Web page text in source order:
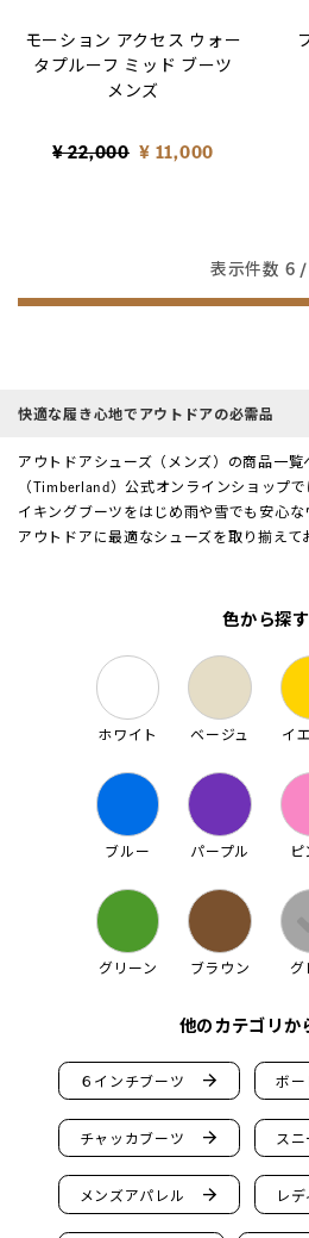
モーション アクセス ウォー
タプルーフ ミッド ブーツ
メンズ
Price reduced from
¥ 22,000to¥ 11,000
表示件数 6 /
快適な履き心地でアウトドアの必需品
アウトドアシューズ（メンズ）の商品一
（Timberland）公式オンラインショップ
イキングブーツをはじめ雨や雪でも安心
アウトドアに最適なシューズを取り揃えて
色から探す
ホワイト ベージュ イ
ブルー パープル
グリーン ブラウン グ
他のカテゴリか
６インチブーツ arrow_forward ボー
チャッカブーツ arrow_forward ス
メンズアパレル arrow_forward レ